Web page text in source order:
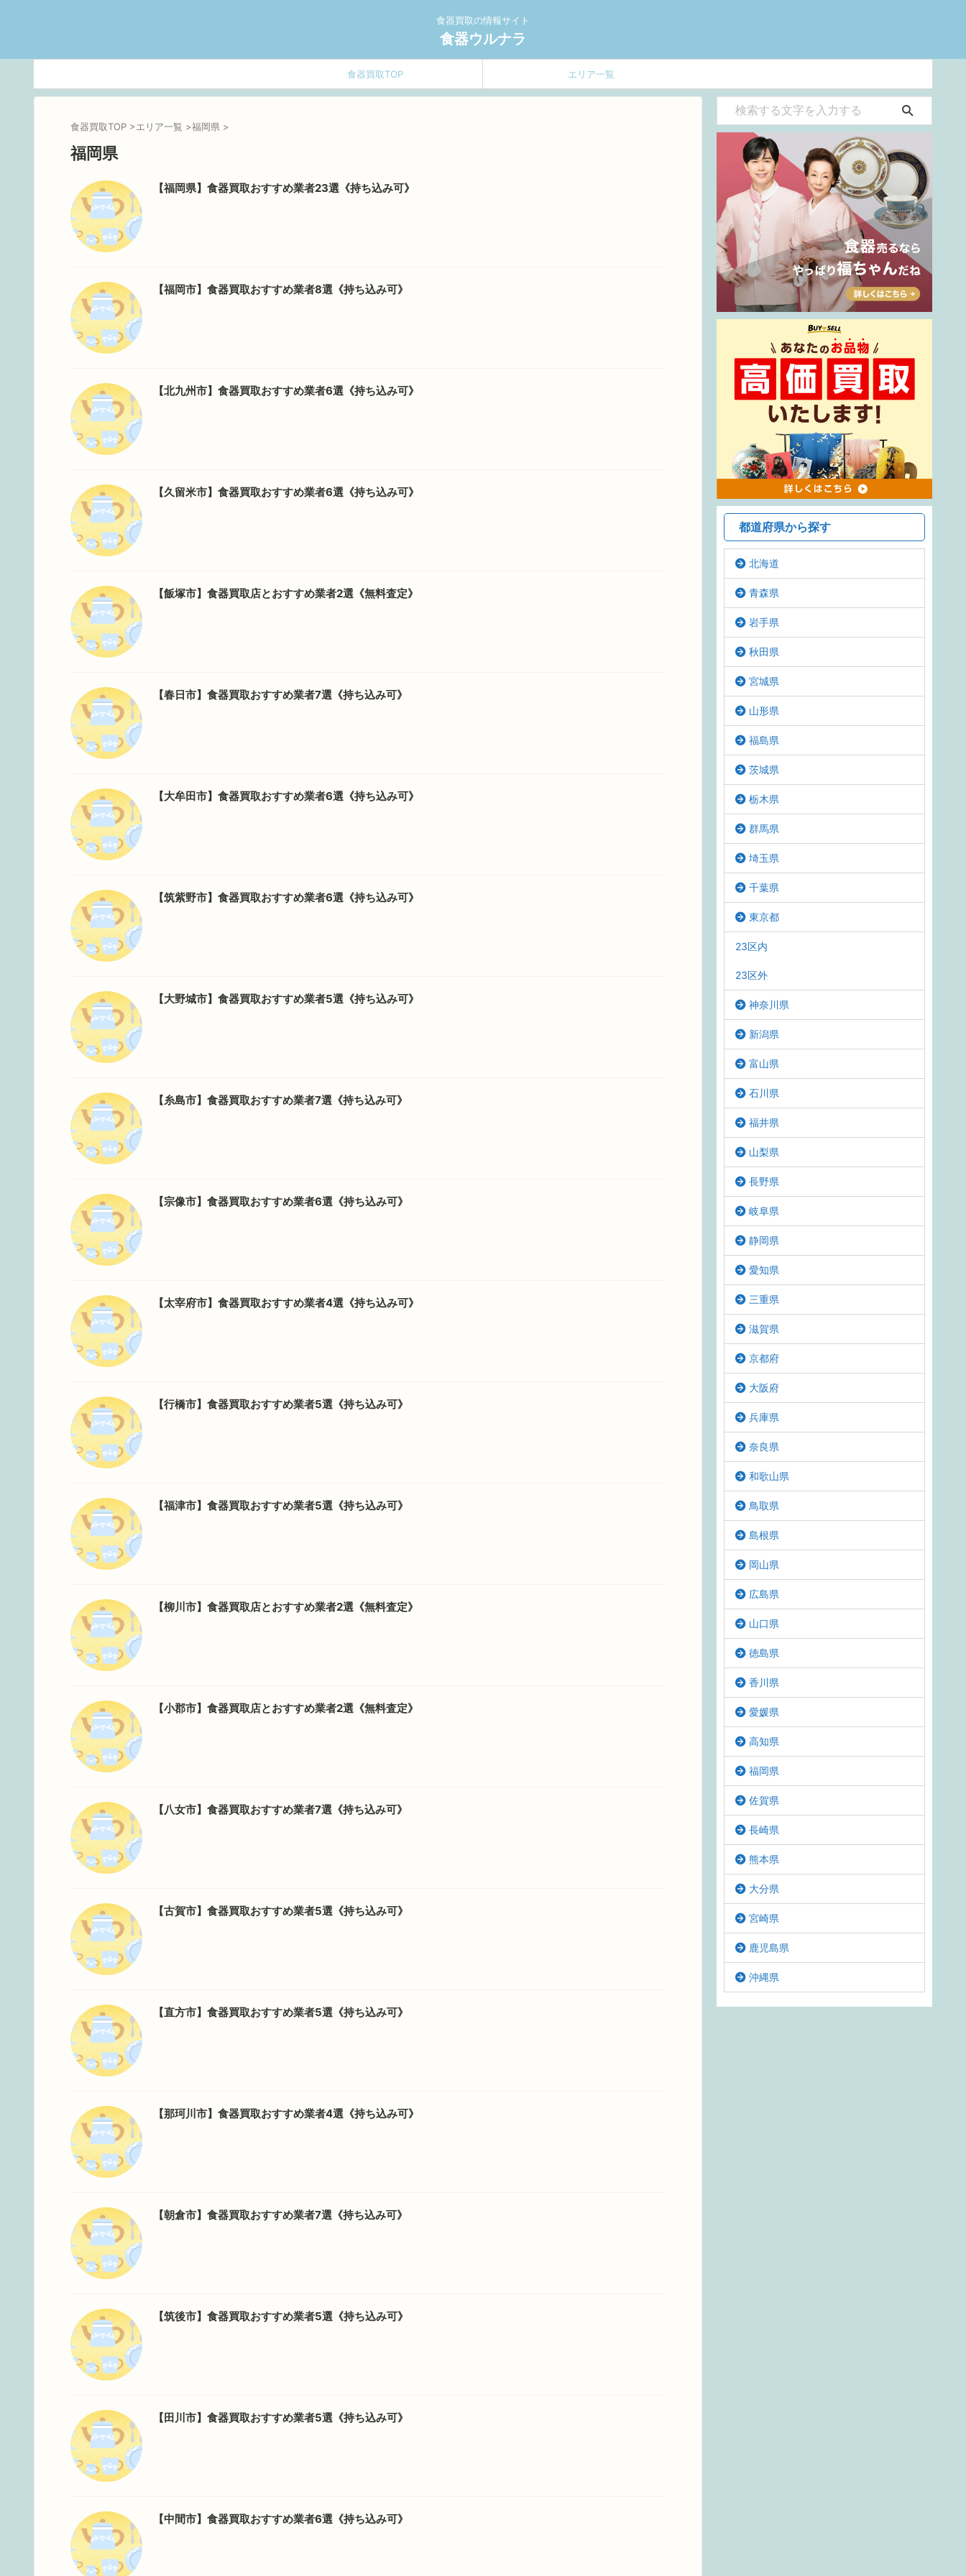
食器買取の情報サイト
食器ウルナラ
食器買取TOP エリア一覧
食器買取TOP >エリア一覧 >福岡県 >
福岡県
【福岡県】食器買取おすすめ業者23選《持ち込み可》
【福岡市】食器買取おすすめ業者8選《持ち込み可》
【北九州市】食器買取おすすめ業者6選《持ち込み可》
【久留米市】食器買取おすすめ業者6選《持ち込み可》
【飯塚市】食器買取店とおすすめ業者2選《無料査定》
【春日市】食器買取おすすめ業者7選《持ち込み可》
【大牟田市】食器買取おすすめ業者6選《持ち込み可》
【筑紫野市】食器買取おすすめ業者6選《持ち込み可》
【大野城市】食器買取おすすめ業者5選《持ち込み可》
【糸島市】食器買取おすすめ業者7選《持ち込み可》
【宗像市】食器買取おすすめ業者6選《持ち込み可》
【太宰府市】食器買取おすすめ業者4選《持ち込み可》
【行橋市】食器買取おすすめ業者5選《持ち込み可》
【福津市】食器買取おすすめ業者5選《持ち込み可》
【柳川市】食器買取店とおすすめ業者2選《無料査定》
【小郡市】食器買取店とおすすめ業者2選《無料査定》
【八女市】食器買取おすすめ業者7選《持ち込み可》
【古賀市】食器買取おすすめ業者5選《持ち込み可》
【直方市】食器買取おすすめ業者5選《持ち込み可》
【那珂川市】食器買取おすすめ業者4選《持ち込み可》
【朝倉市】食器買取おすすめ業者7選《持ち込み可》
【筑後市】食器買取おすすめ業者5選《持ち込み可》
【田川市】食器買取おすすめ業者5選《持ち込み可》
【中間市】食器買取おすすめ業者6選《持ち込み可》
都道府県から探す
北海道
青森県
岩手県
秋田県
宮城県
山形県
福島県
茨城県
栃木県
群馬県
埼玉県
千葉県
東京都
23区内
23区外
神奈川県
新潟県
富山県
石川県
福井県
山梨県
長野県
岐阜県
静岡県
愛知県
三重県
滋賀県
京都府
大阪府
兵庫県
奈良県
和歌山県
鳥取県
島根県
岡山県
広島県
山口県
徳島県
香川県
愛媛県
高知県
福岡県
佐賀県
長崎県
熊本県
大分県
宮崎県
鹿児島県
沖縄県